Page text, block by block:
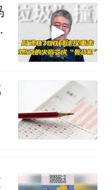
物理教师，笔
汰？教育局：
立调查组全面
深色蛋糕”上热
了！
么？